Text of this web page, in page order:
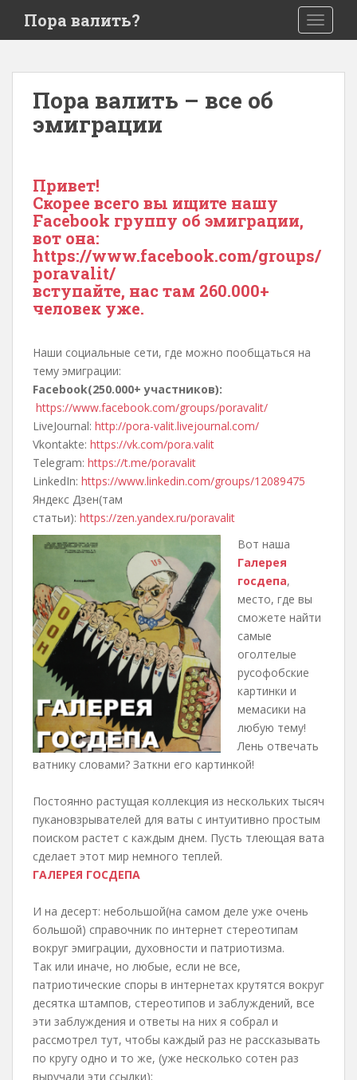
i
Пора валить?
Пора валить – все об
эмиграции
Привет!
Скорее всего вы ищите нашу
Facebook группу об эмиграции,
вот она:
https://www.facebook.com/groups/
poravalit/
вступайте, нас там 260.000+
человек уже.
Наши социальные сети, где можно пообщаться на
тему эмиграции:
Facebook(250.000+ участников):
https://www.facebook.com/groups/poravalit/
LiveJournal: http://pora-valit.livejournal.com/
Vkontakte: https://vk.com/pora.valit
Telegram: https://t.me/poravalit
LinkedIn: https://www.linkedin.com/groups/12089475
Яндекс Дзен(там
статьи): https://zen.yandex.ru/poravalit
Вот наша
Галерея
госдепа,
место, где вы
сможете найти
самые
оголтелые
русофобские
картинки и
мемасики на
любую тему!
Лень отвечать
ватнику словами? Заткни его картинкой!
Постоянно растущая коллекция из нескольких тысяч
пукановзрывателей для ваты с интуитивно простым
поиском растет с каждым днем. Пусть тлеющая вата
сделает этот мир немного теплей.
ГАЛЕРЕЯ ГОСДЕПА
И на десерт: небольшой(на самом деле уже очень
большой) справочник по интернет стереотипам
вокруг эмиграции, духовности и патриотизма.
Так или иначе, но любые, если не все,
патриотические споры в интернетах крутятся вокруг
десятка штампов, стереотипов и заблуждений, все
эти заблуждения и ответы на них я собрал и
рассмотрел тут, чтобы каждый раз не рассказывать
по кругу одно и то же, (уже несколько сотен раз
выручали эти ссылки):